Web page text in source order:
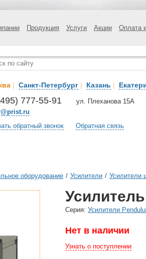
Продукция Услуги Акции Оплата
| Санкт-Петербург | Казань |
777-55-91 ул. Плеханова 15А
обратный звонок Обратная связь
оборудование / Усилители / Усилители
Cерия: Усилители
Нет в наличии
Узнать о поступлении